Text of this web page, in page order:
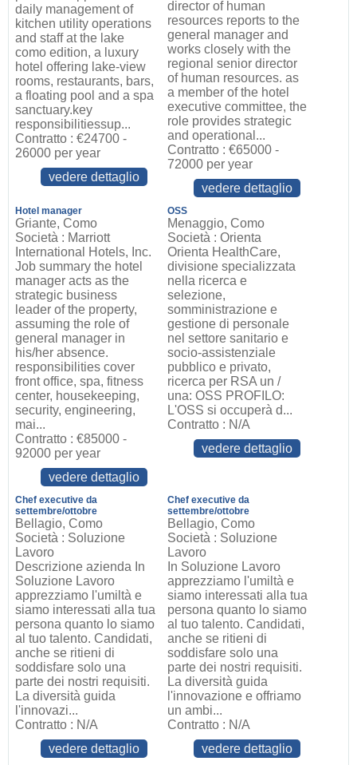
daily management of
kitchen utility operations
and staff at the lake
como edition, a luxury
hotel offering lake-view
rooms, restaurants, bars,
a floating pool and a spa
sanctuary.key
responsibilitiessup...
Contratto : €24700 -
26000 per year
vedere dettaglio
director of human
resources reports to the
general manager and
works closely with the
regional senior director
of human resources. as
a member of the hotel
executive committee, the
role provides strategic
and operational...
Contratto : €65000 -
72000 per year
vedere dettaglio
Hotel manager
Griante, Como
Società : Marriott
International Hotels, Inc.
Job summary the hotel
manager acts as the
strategic business
leader of the property,
assuming the role of
general manager in
his/her absence.
responsibilities cover
front office, spa, fitness
center, housekeeping,
security, engineering,
mai...
Contratto : €85000 -
92000 per year
vedere dettaglio
OSS
Menaggio, Como
Società : Orienta
Orienta HealthCare,
divisione specializzata
nella ricerca e
selezione,
somministrazione e
gestione di personale
nel settore sanitario e
socio-assistenziale
pubblico e privato,
ricerca per RSA un /
una: OSS PROFILO:
L'OSS si occuperà d...
Contratto : N/A
vedere dettaglio
Chef executive da
settembre/ottobre
Bellagio, Como
Società : Soluzione
Lavoro
Descrizione azienda In
Soluzione Lavoro
apprezziamo l'umiltà e
siamo interessati alla tua
persona quanto lo siamo
al tuo talento. Candidati,
anche se ritieni di
soddisfare solo una
parte dei nostri requisiti.
La diversità guida
l'innovazi...
Contratto : N/A
vedere dettaglio
Chef executive da
settembre/ottobre
Bellagio, Como
Società : Soluzione
Lavoro
In Soluzione Lavoro
apprezziamo l'umiltà e
siamo interessati alla tua
persona quanto lo siamo
al tuo talento. Candidati,
anche se ritieni di
soddisfare solo una
parte dei nostri requisiti.
La diversità guida
l'innovazione e offriamo
un ambi...
Contratto : N/A
vedere dettaglio